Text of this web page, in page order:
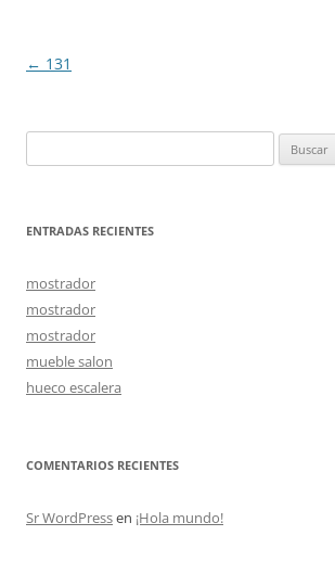
Navegación
← 131
ENTRADAS RECIENTES
mostrador
mostrador
mostrador
mueble salon
hueco escalera
COMENTARIOS RECIENTES
Sr WordPressen ¡Hola mundo!